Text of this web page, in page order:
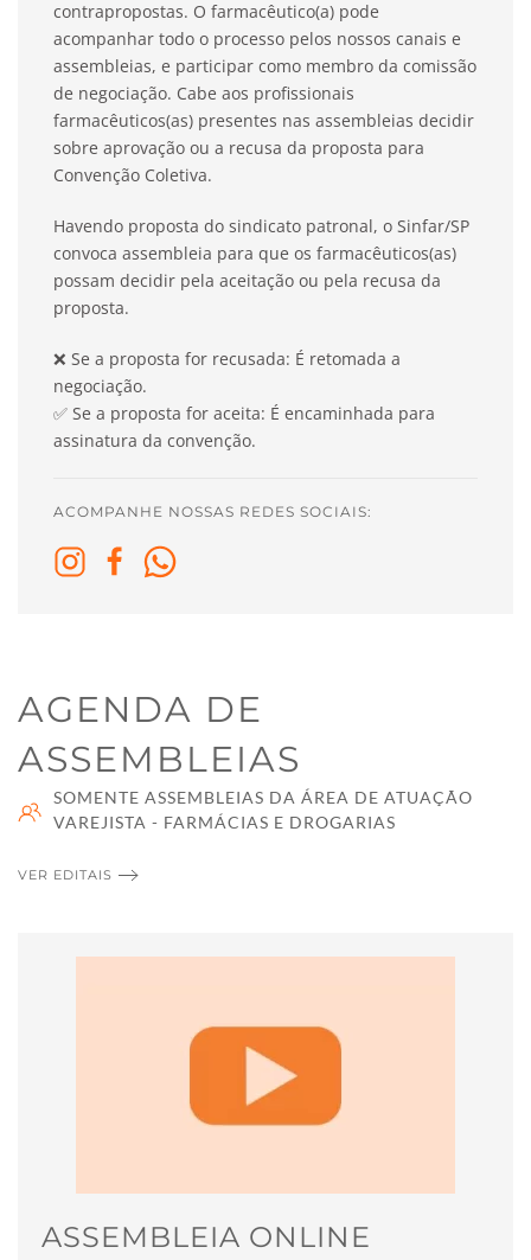
contrapropostas. O farmacêutico(a) pode
acompanhar todo o processo pelos nossos canais e
assembleias, e participar como membro da comissão
de negociação. Cabe aos profissionais
farmacêuticos(as) presentes nas assembleias decidir
sobre aprovação ou a recusa da proposta para
Convenção Coletiva.
Havendo proposta do sindicato patronal, o Sinfar/SP
convoca assembleia para que os farmacêuticos(as)
possam decidir pela aceitação ou pela recusa da
proposta.
❌ Se a proposta for recusada: É retomada a
negociação.
✅ Se a proposta for aceita: É encaminhada para
assinatura da convenção.
ACOMPANHE NOSSAS REDES SOCIAIS:
AGENDA DE
ASSEMBLEIAS
SOMENTE ASSEMBLEIAS DA ÁREA DE ATUAÇÃO
VAREJISTA - FARMÁCIAS E DROGARIAS
VER EDITAIS
ASSEMBLEIA ONLINE